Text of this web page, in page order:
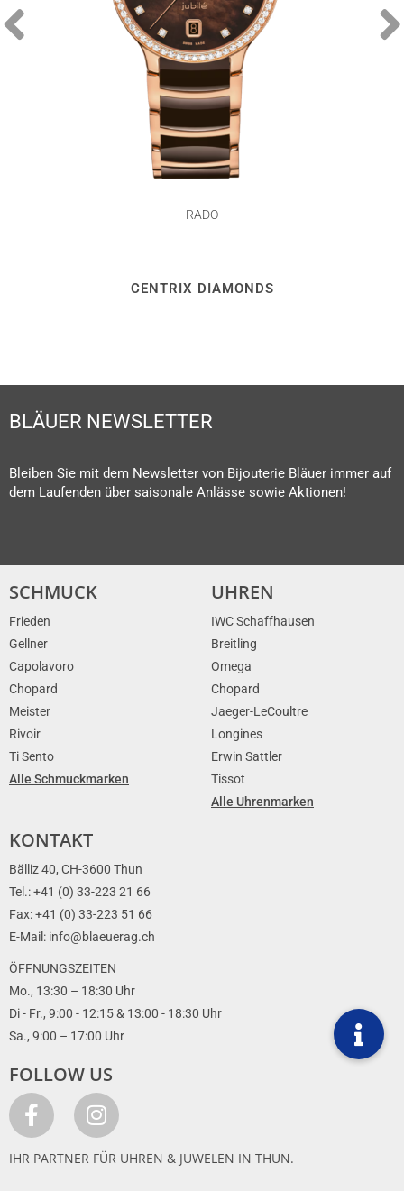
RADO
CENTRIX DIAMONDS
BLÄUER NEWSLETTER
Bleiben Sie mit dem Newsletter von Bijouterie Bläuer immer auf
dem Laufenden über saisonale Anlässe sowie Aktionen!
SCHMUCK
Frieden
Gellner
Capolavoro
Chopard
Meister
Rivoir
Ti Sento
Alle Schmuckmarken
UHREN
IWC Schaffhausen
Breitling
Omega
Chopard
Jaeger-LeCoultre
Longines
Erwin Sattler
Tissot
Alle Uhrenmarken
KONTAKT
Bälliz 40, CH-3600 Thun
Tel.: +41 (0) 33-223 21 66
Fax: +41 (0) 33-223 51 66
E-Mail: info@blaeuerag.ch
ÖFFNUNGSZEITEN
Mo., 13:30 – 18:30 Uhr
Di - Fr., 9:00 - 12:15 & 13:00 - 18:30 Uhr
Sa., 9:00 – 17:00 Uhr
FOLLOW US
IHR PARTNER FÜR UHREN & JUWELEN IN THUN.